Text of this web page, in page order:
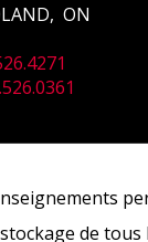
de
ON
ou
canadienne de